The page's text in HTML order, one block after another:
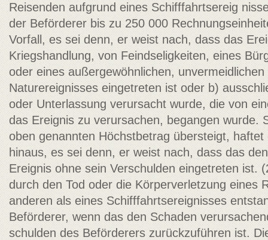
Reisenden aufgrund eines Schifffahrtsereig­
der Beförderer bis zu 250 000
Vorfall, es sei denn, er weist nach, dass das
Kriegshandlung, von Feindseligkeiten, eines
oder eines außergewöhnlichen,
Naturereignisses eingetreten ist oder b)
oder Unterlassung verursacht wurde, die von
das Ereignis zu verursachen, begangen wurde.
oben genannten Höchstbetrag übersteigt,
hinaus, es sei denn, er weist nach, dass das
Ereignis ohne sein Verschulden eingetreten ist.
durch den Tod oder die Körperverletzung eines
anderen als eines Schifffahrtsereignisses
Beförderer, wenn das den Schaden
schulden des Beförderers zurückzuführen ist.